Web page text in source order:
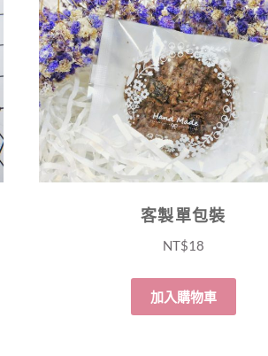
客製單包裝
NT$18
加入購物車